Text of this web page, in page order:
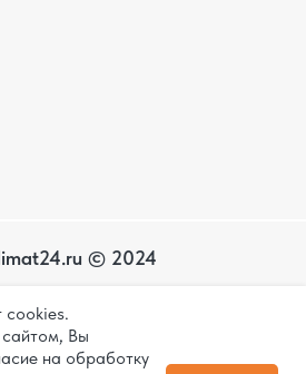
cookies.
Вы
на обработку
© 2024
сайта
конфиденциальности
и разработка